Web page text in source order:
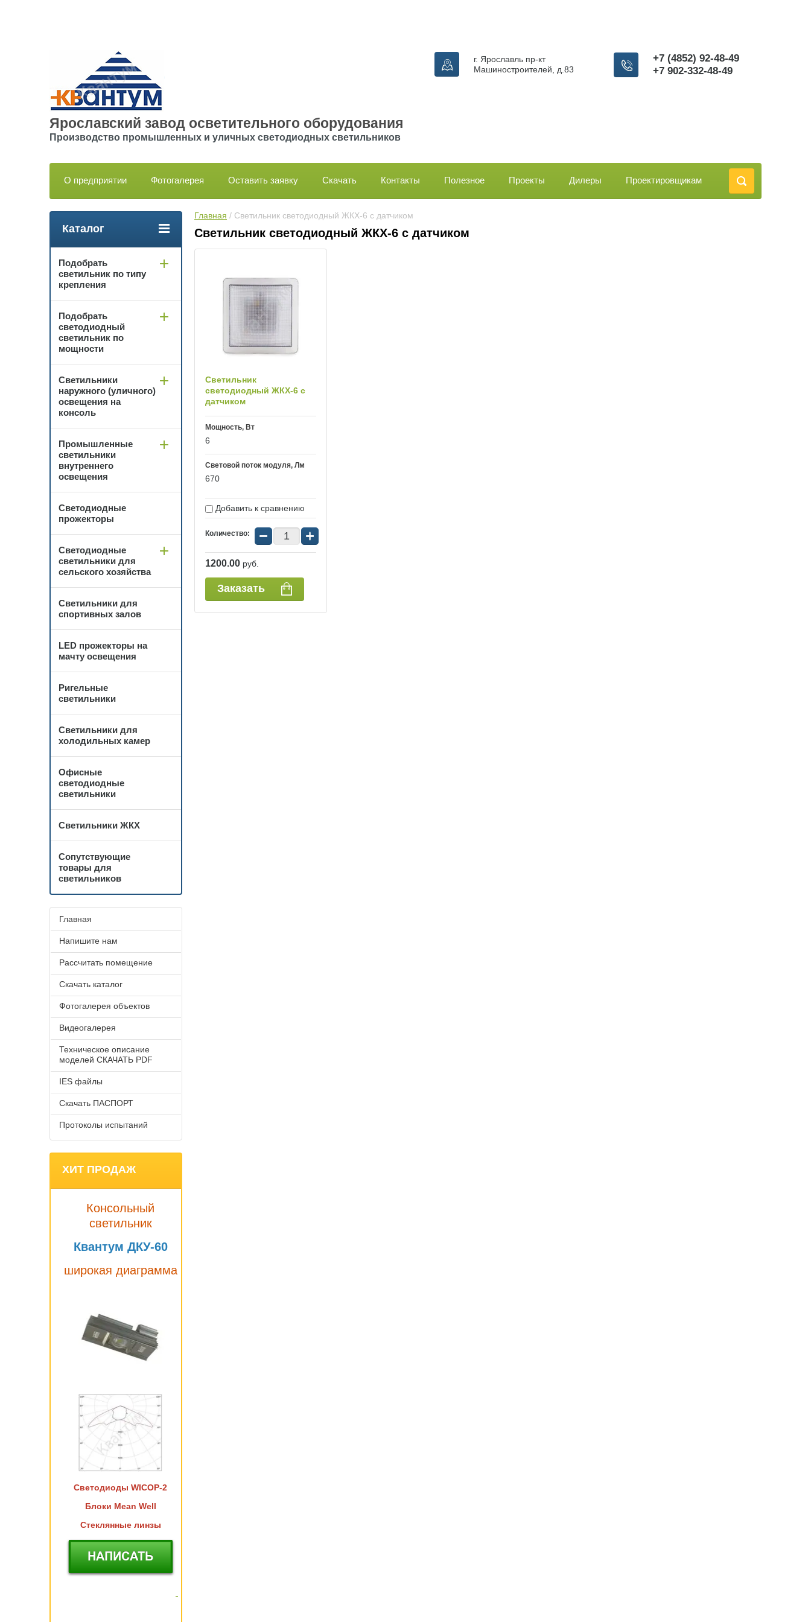
Ярославский завод осветительного оборудования
Производство промышленных и уличных светодиодных светильников
+7 (4852) 92-48-49
​​​​​​​+7 902-332-48-49
г. Ярославль пр-кт
Машиностроителей, д.83
О предприятии Фотогалерея Оставить заявку Скачать Контакты Полезное Проекты Дилеры Проектировщикам
Главная / Светильник светодиодный ЖКХ-6 с датчиком
Светильник светодиодный ЖКХ-6 с датчиком
Светильник
светодиодный ЖКХ-6 с
датчиком
Мощность, Вт
6
Световой поток модуля, Лм
670
Добавить к сравнению
Количество: − +
1200.00 руб.
Заказать
Каталог
Подобрать
светильник по типу
крепления
Подобрать
светодиодный
светильник по
мощности
Светильники
наружного (уличного)
освещения на
консоль
Промышленные
светильники
внутреннего
освещения
Светодиодные
прожекторы
Светодиодные
светильники для
сельского хозяйства
Светильники для
спортивных залов
LED прожекторы на
мачту освещения
Ригельные
светильники
Светильники для
холодильных камер
Офисные
светодиодные
светильники
Светильники ЖКХ
Сопутствующие
товары для
светильников
Главная
Напишите нам
Рассчитать помещение
Скачать каталог
Фотогалерея объектов
Видеогалерея
Техническое описание
моделей СКАЧАТЬ PDF
IES файлы
Скачать ПАСПОРТ
Протоколы испытаний
ХИТ ПРОДАЖ
Консольный
светильник
Квантум ДКУ-60
широкая диаграмма
Светодиоды WICOP-2
Блоки Mean Well
Стеклянные линзы